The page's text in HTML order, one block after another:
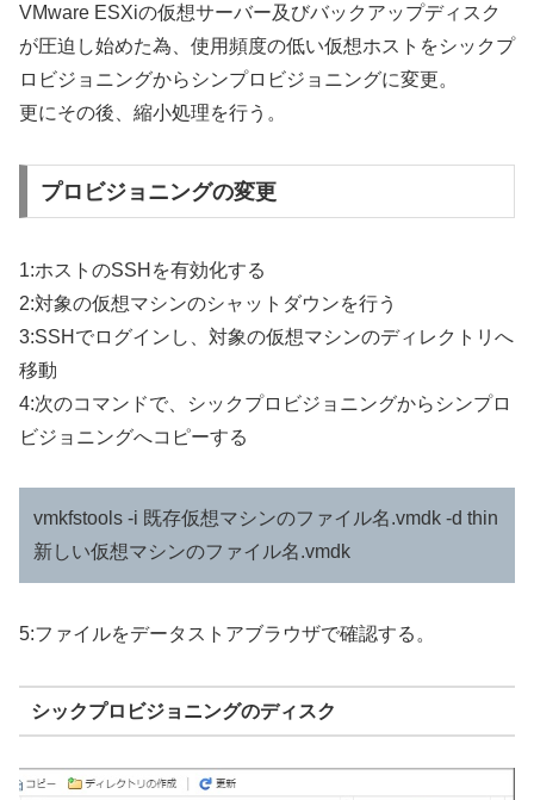
VMware ESXiの仮想サーバー及びバックアップディスク
が圧迫し始めた為、使用頻度の低い仮想ホストをシックプ
ロビジョニングからシンプロビジョニングに変更。
更にその後、縮小処理を行う。
プロビジョニングの変更
1:ホストのSSHを有効化する
2:対象の仮想マシンのシャットダウンを行う
3:SSHでログインし、対象の仮想マシンのディレクトリへ
移動
4:次のコマンドで、シックプロビジョニングからシンプロ
ビジョニングへコピーする
vmkfstools -i 既存仮想マシンのファイル名.vmdk -d thin
新しい仮想マシンのファイル名.vmdk
5:ファイルをデータストアブラウザで確認する。
シックプロビジョニングのディスク